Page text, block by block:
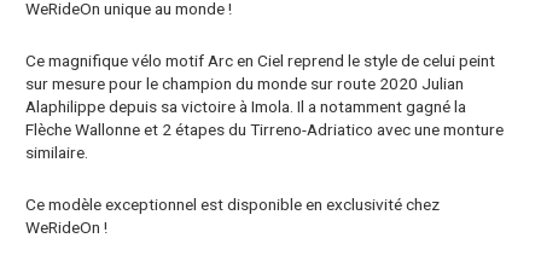
WeRideOn unique au monde !
Ce magnifique vélo motif Arc en Ciel reprend le style de celui peint
sur mesure pour le champion du monde sur route 2020 Julian
Alaphilippe depuis sa victoire à Imola. Il a notamment gagné la
Flèche Wallonne et 2 étapes du Tirreno-Adriatico avec une monture
similaire.
Ce modèle exceptionnel est disponible en exclusivité chez
WeRideOn !